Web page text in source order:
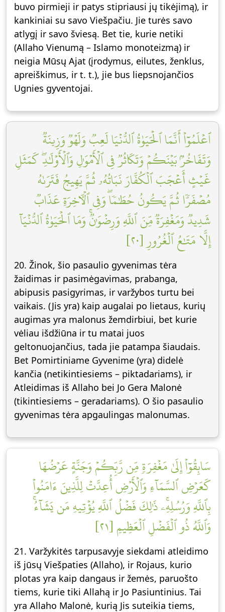
buvo pirmieji ir patys stipriausi jų tikėjimą), ir
kankiniai su savo Viešpačiu. Jie turės savo
atlygį ir savo šviesą. Bet tie, kurie netiki
(Allaho Vienumą – Islamo monoteizmą) ir
neigia Mūsų Ajat (įrodymus, eilutes, ženklus,
apreiškimus, ir t. t.), jie bus liepsnojančios
Ugnies gyventojai.
ٱعۡلَمُوٓاْ أَنَّمَا ٱلۡحَيَوٰةُ ٱلدُّنۡيَا لَعِبٞ وَلَهۡوٞ وَزِينَةٞ
وَتَفَاخُرُۢ بَيۡنَكُمۡ وَتَكَاثُرٞ فِي ٱلۡأَمۡوَٰلِ وَٱلۡأَوۡلَٰدِۖ كَمَثَلِ
غَيۡثٍ أَعۡجَبَ ٱلۡكُفَّارَ نَبَاتُهُۥ ثُمَّ يَهِيجُ فَتَرَىٰهُ
مُصۡفَرّٗا ثُمَّ يَكُونُ حُطَٰمٗاۖ وَفِي ٱلۡأٓخِرَةِ عَذَابٞ
شَدِيدٞ وَمَغۡفِرَةٞ مِّنَ ٱللَّهِ وَرِضۡوَٰنٞۚ وَمَا ٱلۡحَيَوٰةُ ٱلدُّنۡيَآ
إِلَّا مَتَٰعُ ٱلۡغُرُورِ [٢٠]
20. Žinok, šio pasaulio gyvenimas tėra
žaidimas ir pasimėgavimas, prabanga,
abipusis pasigyrimas, ir varžybos turtu bei
vaikais. (Jis yra) kaip augalai po lietaus, kurių
augimas yra malonus žemdirbiui, bet kurie
vėliau išdžiūna ir tu matai juos
geltonuojančius, tada jie patampa šiaudais.
Bet Pomirtiniame Gyvenime (yra) didelė
kančia (netikintiesiems – piktadariams), ir
Atleidimas iš Allaho bei Jo Gera Malonė
(tikintiesiems – geradariams). O šio pasaulio
gyvenimas tėra apgaulingas malonumas.
سَابِقُوٓاْ إِلَىٰ مَغۡفِرَةٖ مِّن رَّبِّكُمۡ وَجَنَّةٍ عَرۡضُهَا
كَعَرۡضِ ٱلسَّمَآءِ وَٱلۡأَرۡضِ أُعِدَّتۡ لِلَّذِينَ ءَامَنُواْ
بِٱللَّهِ وَرُسُلِهِۦۚ ذَٰلِكَ فَضۡلُ ٱللَّهِ يُؤۡتِيهِ مَن يَشَآءُۚ
وَٱللَّهُ ذُو ٱلۡفَضۡلِ ٱلۡعَظِيمِ [٢١]
21. Varžykitės tarpusavyje siekdami atleidimo
iš jūsų Viešpaties (Allaho), ir Rojaus, kurio
plotas yra kaip dangaus ir žemės, paruošto
tiems, kurie tiki Allahą ir Jo Pasiuntinius. Tai
yra Allaho Malonė, kurią Jis suteikia tiems,